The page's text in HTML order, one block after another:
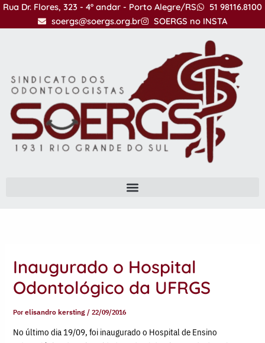
IrRua Dr. Flores, 323 - 4º andar - Porto Alegre/RS
51 98116.8100
soergs@soergs.org.br
SOERGS no INSTA
Inaugurado o Hospital
Odontológico da UFRGS
Porelisandro kersting /22/09/2016
No último dia 19/09, foi inaugurado o Hospital de Ensino